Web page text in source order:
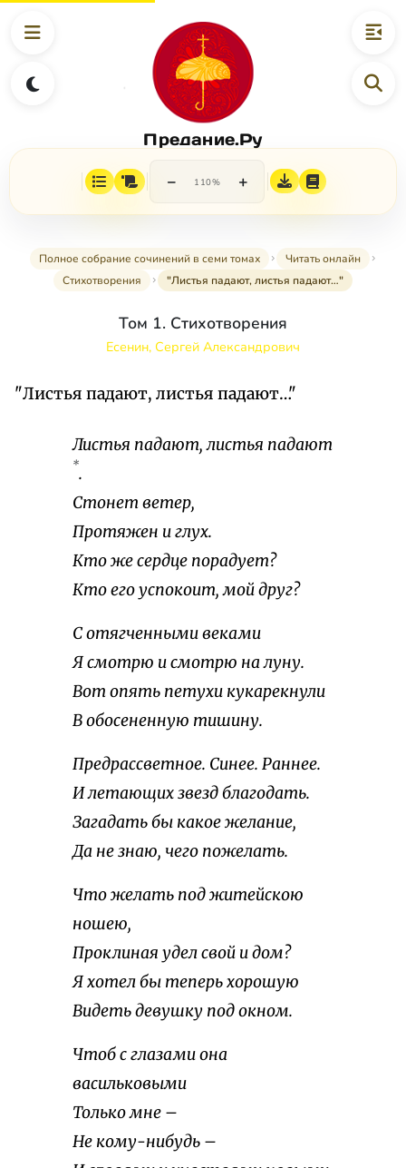
Предание.Ру
− 110% +
Полное собрание сочинений в семи томах
Читать онлайн
Стихотворения
"Листья падают, листья падают…"
Том 1. Стихотворения
Есенин, Сергей Александрович
"Листья падают, листья падают…"
Листья падают, листья падают
*.
Стонет ветер,
Протяжен и глух.
Кто же сердце порадует?
Кто его успокоит, мой друг?
С отягченными веками
Я смотрю и смотрю на луну.
Вот опять петухи кукарекнули
В обосененную тишину.
Предрассветное. Синее. Раннее.
И летающих звезд благодать.
Загадать бы какое желание,
Да не знаю, чего пожелать.
Что желать под житейскою
ношею,
Проклиная удел свой и дом?
Я хотел бы теперь хорошую
Видеть девушку под окном.
Чтоб с глазами она
васильковыми
Только мне –
Не кому-нибудь –